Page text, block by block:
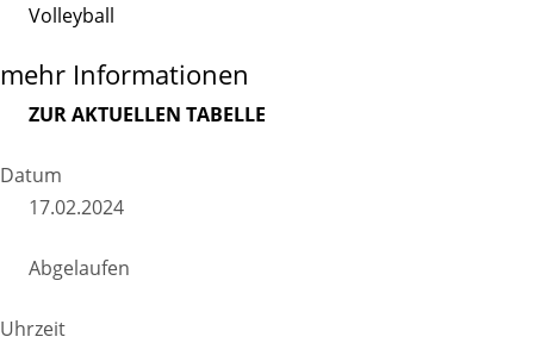
Volleyball
mehr Informationen
ZUR AKTUELLEN TABELLE
Datum
17.02.2024
Abgelaufen
Uhrzeit